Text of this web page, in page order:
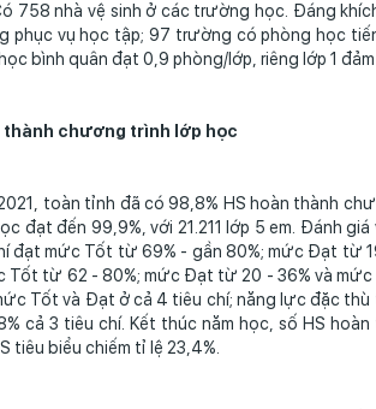
758 nhà vệ sinh ở các trường học. Đáng
phục vụ học tập; 97 trường có phòng học
bình quân đạt 0,9 phòng/lớp, riêng lớp 1
thành chương trình lớp học
toàn tỉnh đã có 98,8% HS hoàn thành
đạt đến 99,9%, với 21.211 lớp 5 em. Đánh
đạt mức Tốt từ 69% - gần 80%; mức Đạt từ
Tốt từ 62 - 80%; mức Đạt từ 20 - 36% và mức
Tốt và Đạt ở cả 4 tiêu chí; năng lực đặc
cả 3 tiêu chí. Kết thúc năm học, số HS
tiêu biểu chiếm tỉ lệ 23,4%.